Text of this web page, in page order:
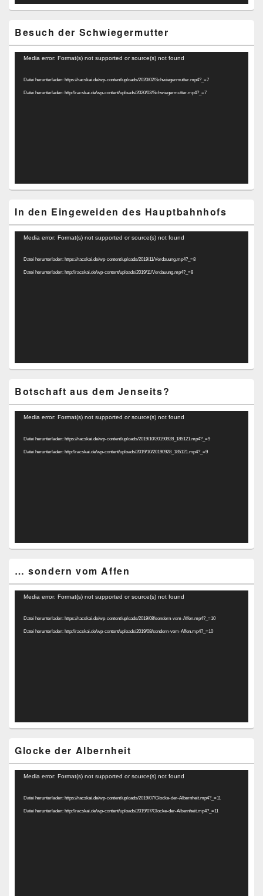
Besuch der Schwiegermutter
Video-
Media error: Format(s) not supported or source(s) not found
Datei herunterladen: https://racskai.de/wp-content/uploads/2020/02/Schwiegermutter.mp4?_=7
Datei herunterladen: http://racskai.de/wp-content/uploads/2020/02/Schwiegermutter.mp4?_=7
In den Eingeweiden des Hauptbahnhofs
Video-
Media error: Format(s) not supported or source(s) not found
Datei herunterladen: https://racskai.de/wp-content/uploads/2019/11/Verdauung.mp4?_=8
Datei herunterladen: http://racskai.de/wp-content/uploads/2019/11/Verdauung.mp4?_=8
Botschaft aus dem Jenseits?
Video-
Media error: Format(s) not supported or source(s) not found
Datei herunterladen: https://racskai.de/wp-content/uploads/2019/10/20190928_185121.mp4?_=9
Datei herunterladen: http://racskai.de/wp-content/uploads/2019/10/20190928_185121.mp4?_=9
… sondern vom Affen
Video-
Media error: Format(s) not supported or source(s) not found
Datei herunterladen: https://racskai.de/wp-content/uploads/2019/08/sondern-vom-Affen.mp4?_=10
Datei herunterladen: http://racskai.de/wp-content/uploads/2019/08/sondern-vom-Affen.mp4?_=10
Glocke der Albernheit
Video-
Media error: Format(s) not supported or source(s) not found
Datei herunterladen: https://racskai.de/wp-content/uploads/2019/07/Glocke-der-Albernheit.mp4?_=11
Datei herunterladen: http://racskai.de/wp-content/uploads/2019/07/Glocke-der-Albernheit.mp4?_=11